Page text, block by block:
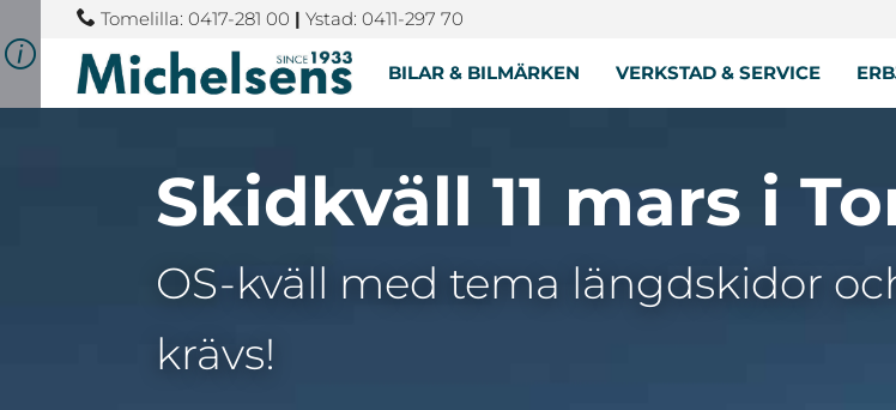
Tomelilla: 0417-281 00 | Ystad: 0411-297 70
BILAR & BILMÄRKEN VERKSTAD & SERVICE
Skidkväll 11 mars i
OS-kväll med tema längdskidor
krävs!